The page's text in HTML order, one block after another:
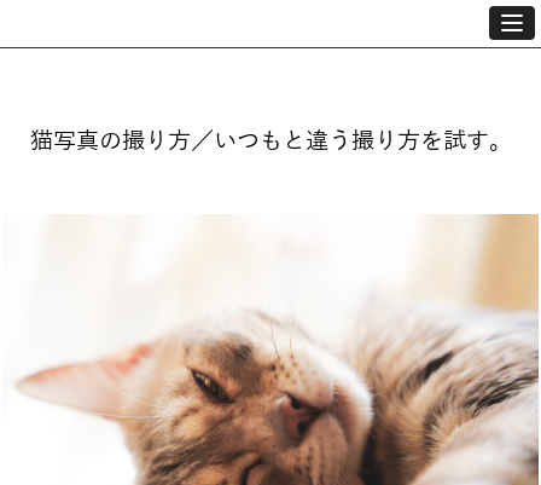
猫写真の撮り方／いつもと違う撮り方を試す。